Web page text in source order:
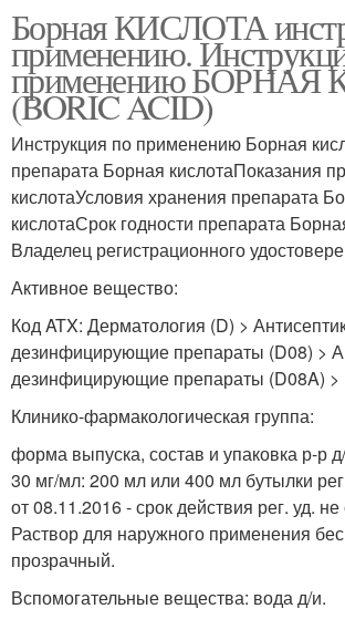
Борная КИСЛОТА
применению.
применению
(BORIC ACID)
Инструкция по применению Борная
препарата Борная кислотаПоказания
кислотаУсловия хранения препарата
кислотаСрок годности препарата
Владелец регистрационного
Активное вещество:
Код ATX: Дерматология (D) >
дезинфицирующие препараты (D08) >
дезинфицирующие препараты (D08A) >
Клинико-фармакологическая группа:
форма выпуска, состав и упаковка р-р
30 мг/мл: 200 мл или 400 мл бутылки
от 08.11.2016 - срок действия рег. уд.
Раствор для наружного применения
прозрачный.
Вспомогательные вещества: вода д/и.